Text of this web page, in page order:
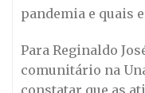
pandemia e quais
Para Reginaldo
comunitário na
constatar que as